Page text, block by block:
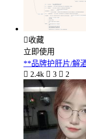
收藏
立即使用
**品牌护肝片/解
 2.4k  3  2